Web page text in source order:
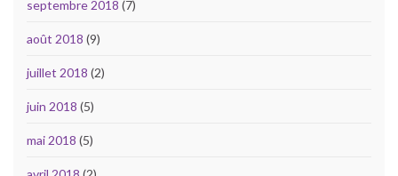
septembre 2018 (7)
août 2018 (9)
juillet 2018 (2)
juin 2018 (5)
mai 2018 (5)